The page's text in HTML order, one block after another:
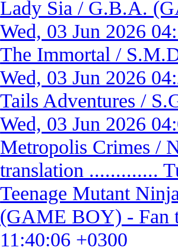
Lady Sia / G.B.A.
Wed, 03 Jun 2026
The Immortal /
Wed, 03 Jun 2026
Tails Adventures /
Wed, 03 Jun 2026
Metropolis Crimes /
translation .............
Teenage Mutant
(GAME BOY) - Fan
11:40:06 +0300